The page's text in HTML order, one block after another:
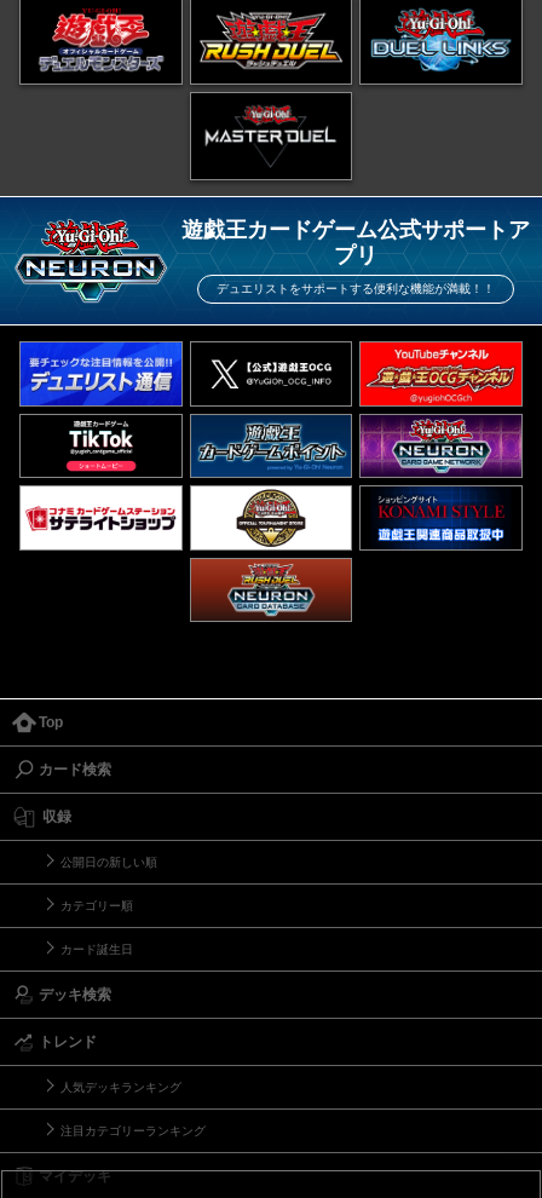
遊戯王カードゲーム公式サポートア
プリ
デュエリストをサポートする便利な機能が満載！！
Top
カード検索
収録
公開日の新しい順
カテゴリー順
カード誕生日
デッキ検索
トレンド
人気デッキランキング
注目カテゴリーランキング
マイデッキ